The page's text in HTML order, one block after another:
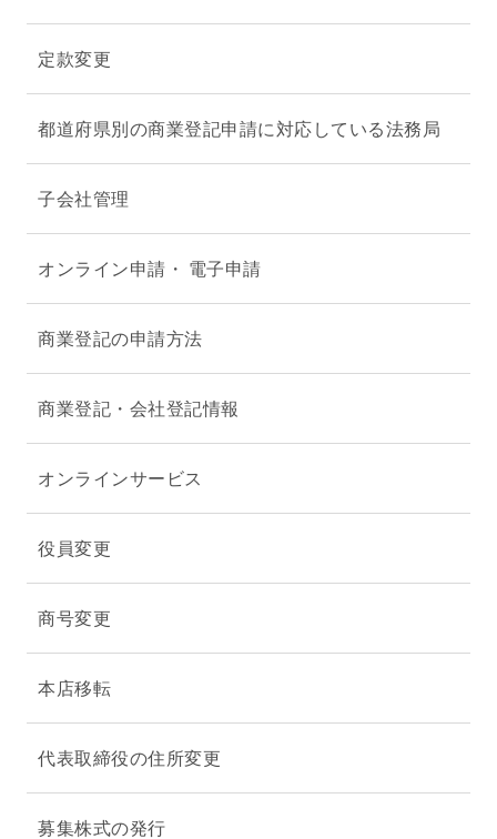
定款変更
都道府県別の商業登記申請に対応している法務局
子会社管理
オンライン申請・ 電子申請
商業登記の申請方法
商業登記・会社登記情報
オンラインサービス
役員変更
商号変更
本店移転
代表取締役の住所変更
募集株式の発行